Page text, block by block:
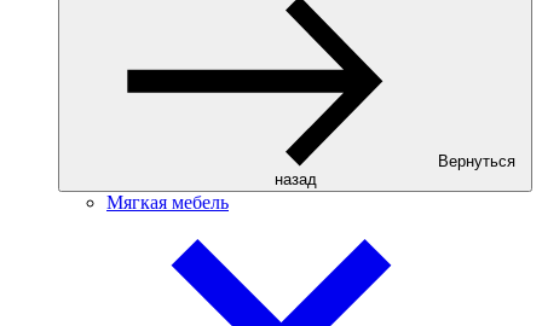
Вернуться
назад
Мягкая мебель